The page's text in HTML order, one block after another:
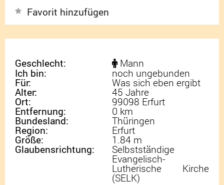
Favorit hinzufügen
Geschlecht:
Mann
Ich bin:
noch ungebunden
Für: Was sich eben ergibt
Alter: 45 Jahre
Ort: 99098 Erfurt
Entfernung: 0 km
Bundesland: Thüringen
Region: Erfurt
Größe: 1.84 m
Glaubensrichtung: Selbstständige
Evangelisch-
Lutherische Kirche
(SELK)